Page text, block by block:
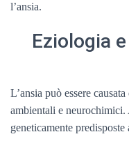
l’ansia.
Eziologia
L’ansia può essere
ambientali e neurochimici.
geneticamente